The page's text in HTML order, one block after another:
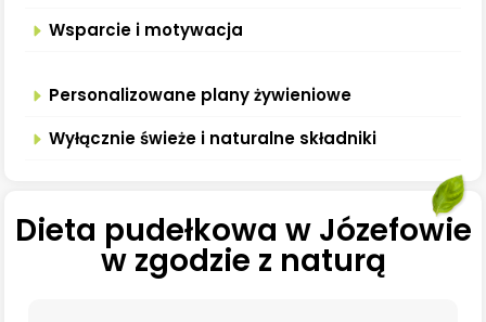
Wsparcie i motywacja
Personalizowane plany żywieniowe
Wyłącznie świeże i naturalne składniki
Dieta pudełkowa w Józefowie
w zgodzie z naturą